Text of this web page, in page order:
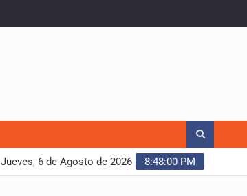
8:48:01 PM
Jueves, 6 de Agosto de 2026